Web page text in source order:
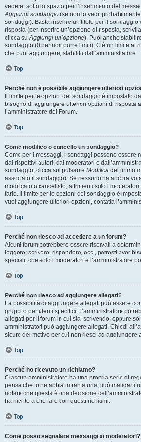
vedere, sotto lo spazio per l’inserimento del
Aggiungi sondaggio (se non lo vedi,
sondaggi). Basta inserire un titolo per il sondaggio
risposta (per inserire un’opzione di risposta,
clicca suAggiungi un’opzione). Puoi anche
sondaggio (0 per non porre limiti). C’è un limite al
che puoi aggiungere, stabilito dall’amministratore.
Top
Perché non è possibile aggiungere ulteriori
Il limite per le opzioni del sondaggio è impostato
bisogno di aggiungere ulteriori opzioni di risposta
l’amministratore del Forum.
Top
Come modifico o cancello un sondaggio?
Come per i messaggi, i sondaggi possono essere
dai rispettivi autori, dai moderatori e
sondaggio, clicca sul pulsante Modifica del primo
associato il sondaggio). Se nessuno ha ancora
modificato o cancellato, altrimenti solo i moderatori
farlo. Il limite per le opzioni del sondaggio è
vuoi aggiungere ulteriori opzioni, contatta
Top
Perché non riesco ad accedere a un forum?
Alcuni forum potrebbero essere riservati a
leggere, scrivere, rispondere, ecc., potresti aver
speciali, che solo i moderatori e l’amministratore
Top
Perché non riesco ad aggiungere allegati?
La possibilità di aggiungere allegati può essere
gruppi o per utenti specifici. L’amministratore
allegati per il forum in cui stai scrivendo, oppure
amministratori può aggiungere allegati. Chiedi
sicuro del motivo per cui non riesci ad aggiungere
Top
Perché ho ricevuto un richiamo?
Ciascun amministratore ha una propria serie di
pensa che tu ne abbia infranta una, può mandarti
notare che questa è una decisione
ha niente a che fare con questi richiami.
Top
Come posso segnalare messaggi ai moderatori?